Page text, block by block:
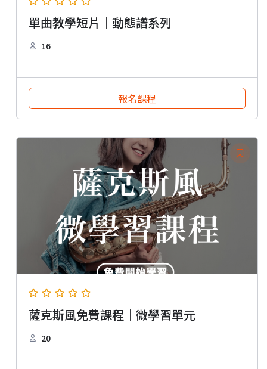
單曲教學短片｜動態譜系列
16
報名課程
薩克斯風免費課程｜微學習單元
20